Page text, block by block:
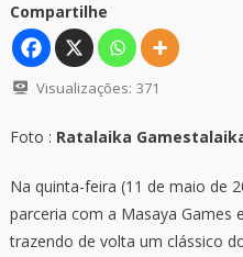
Compartilhe
Visualizações: 371
Foto : Ratalaika Games
Na quinta-feira (11 de maio de
parceria com a Masaya Games
trazendo de volta um clássico